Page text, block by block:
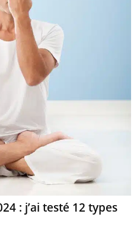
: j’ai testé 12 types